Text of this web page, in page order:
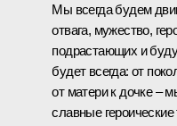
Мы всегда будем
отвага, мужество,
подрастающих и
будет всегда: от
от матери к дочке –
славные